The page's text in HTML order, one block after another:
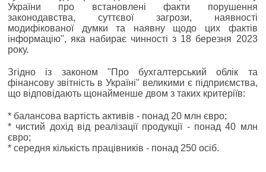
України про встановлені факти порушення
законодавства, суттєвої загрози, наявності
модифікованої думки та наявну щодо цих фактів
інформацію", яка набирає чинності з 18 березня 2023
року.
Згідно із законом "Про бухгалтерський облік та
фінансову звітність в Україні" великими є підприємства,
що відповідають щонайменше двом з таких критеріїв:
* балансова вартість активів - понад 20 млн євро;
* чистий дохід від реалізації продукції - понад 40 млн
євро;
* середня кількість працівників - понад 250 осіб.